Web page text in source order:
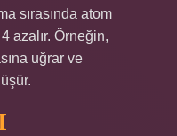
sırasında atom
azalır. Örneğin,
uğrar ve